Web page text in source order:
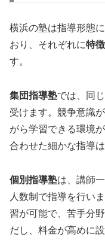
横浜の塾は指導形態
おり、それぞれに特
す。
集団指導塾では、同
受けます。競争意識
がら学習できる環境
合わせた細かな指導
個別指導塾は、講師
人数制で指導を行い
習が可能で、苦手分
だし、料金が高めに